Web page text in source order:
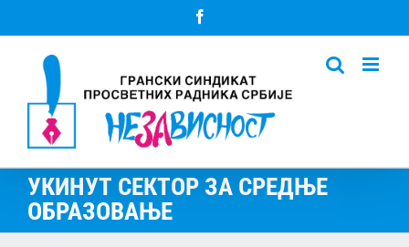
to
УКИНУТ СЕКТОР ЗА СРЕДЊЕ
ОБРАЗОВАЊЕ